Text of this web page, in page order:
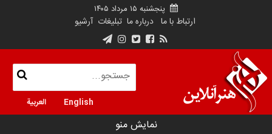
پنجشنبه ۱۵ مرداد ۱۴۰۵
ارتباط با ما درباره ما تبلیغات آرشیو
English العربية
نمایش منو